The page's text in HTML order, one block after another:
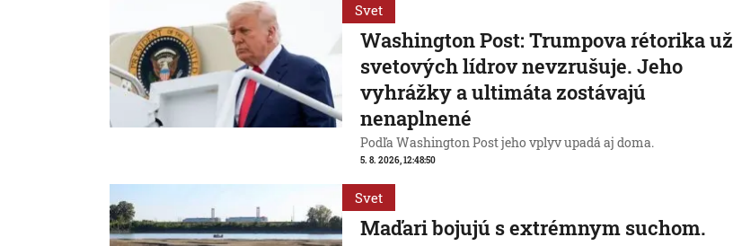
Svet
Washington Post: Trumpova rétorika už
svetových lídrov nevzrušuje. Jeho
vyhrážky a ultimáta zostávajú
nenaplnené
Podľa Washington Post jeho vplyv upadá aj doma.
5. 8. 2026, 12:48:50
Svet
Maďari bojujú s extrémnym suchom.